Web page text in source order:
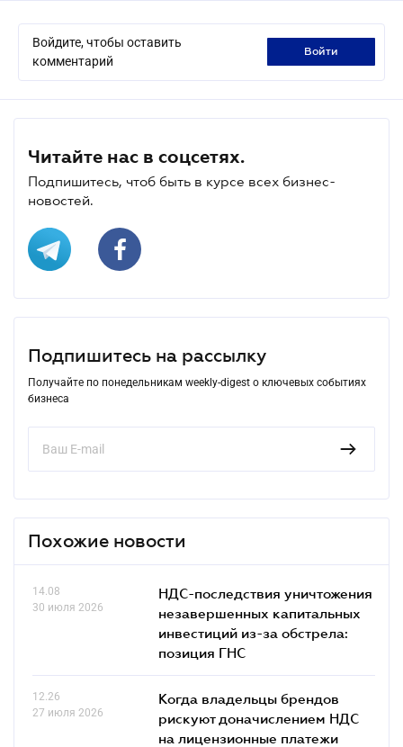
Войдите, чтобы оставить
комментарий
войти
Читайте нас в соцсетях.
Подпишитесь, чтоб быть в курсе всех бизнес-
новостей.
Подпишитесь на рассылку
Получайте по понедельникам weekly-digest о ключевых событиях
бизнеса
Похожие новости
14.08
30 июля 2026
НДС-последствия уничтожения
незавершенных капитальных
инвестиций из-за обстрела:
позиция ГНС
12.26
27 июля 2026
Когда владельцы брендов
рискуют доначислением НДС
на лицензионные платежи